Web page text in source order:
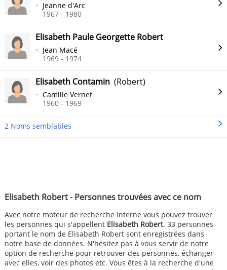
Elisabeth Robert - Personnes trouvées avec ce nom
Avec notre moteur de recherche interne vous pouvez trouver
les personnes qui s'appellent Elisabeth Robert. 33 personnes
portant le nom de Elisabeth Robert sont enregistrées dans
notre base de données. N'hésitez pas à vous servir de notre
option de recherche pour retrouver des personnes, échanger
avec elles, voir des photos etc. Vous êtes à la recherche d'une
Jeanne d'Arc
1967 - 1980
Elisabeth Paule Georgette Robert
Jean Macé
1969 - 1974
Elisabeth Contamin (Robert)
Camille Vernet
1960 - 1969
2 Noms semblables